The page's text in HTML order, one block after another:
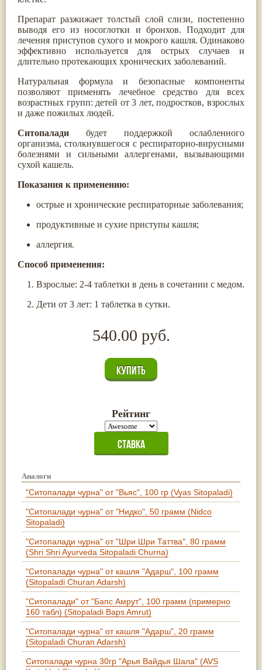
Препарат разжижает толстый слой слизи, постепенно
выводя его из носоглотки и бронхов. Подходит для
лечения приступов сухого и мокрого кашля. Одинаково
эффективно используется для острых случаев и
длительно протекающих хронических заболеваний.
Натуральная формула и безопасные компоненты
позволяют применять лечебное средство для всех
возрастных групп: детей от 3 лет, подростков, взрослых
и даже пожилых людей.
Ситопалади будет поддержкой ослабленного
организма, столкнувшегося с респираторно-вирусными
болезнями и сильными аллергенами, вызывающими
сухой кашель.
Показания к применению:
острые и хронические респираторные заболевания;
продуктивные и сухие приступы кашля;
аллергия.
Способ применения:
Взрослые: 2-4 таблетки в день в сочетании с медом.
Дети от 3 лет: 1 таблетка в сутки.
540.00 руб.
Рейтинг
Аналоги
"Ситопалади чурна" от "Вьяс", 100 гр (Vyas Sitopaladi)
"Ситопалади чурна" от "Нидко", 50 грамм (Nidco
Sitopaladi)
"Ситопалади чурна" от "Шри Шри Таттва", 80 грамм
(Shri Shri Ayurveda Sitopaladi Churna)
"Ситопалади чурна" от кашля "Адарш", 100 грамм
(Sitopaladi Churan Adarsh)
"Ситопалади" от "Бапс Амрут", 100 грамм (примерно
160 табл) (Sitopaladi Baps Amrut)
"Ситопалади чурна" от кашля "Адарш", 20 грамм
(Sitopaladi Churan Adarsh)
Ситопалади чурна 30гр "Арья Вайдья Шала" (AVS
Ипомея(12)
Коричник цейлонский(12)
Мирра(12)
Розовая соль(12)
Сверция(12)
Каменная соль (11)
Коровье молоко(11)
Мукуна жгучая(11)
Ним(11)
Перец чаба(11)
Соссюрея/кушта(11)
Турпет(11)
Алойное дерево
Пармелия(10)
Ашока(9)
Данти(9)
Птерокарпус мешковидный
Юстиция сосудистая/Васака
(8)
Каранджа(8)
Кутаки(8)